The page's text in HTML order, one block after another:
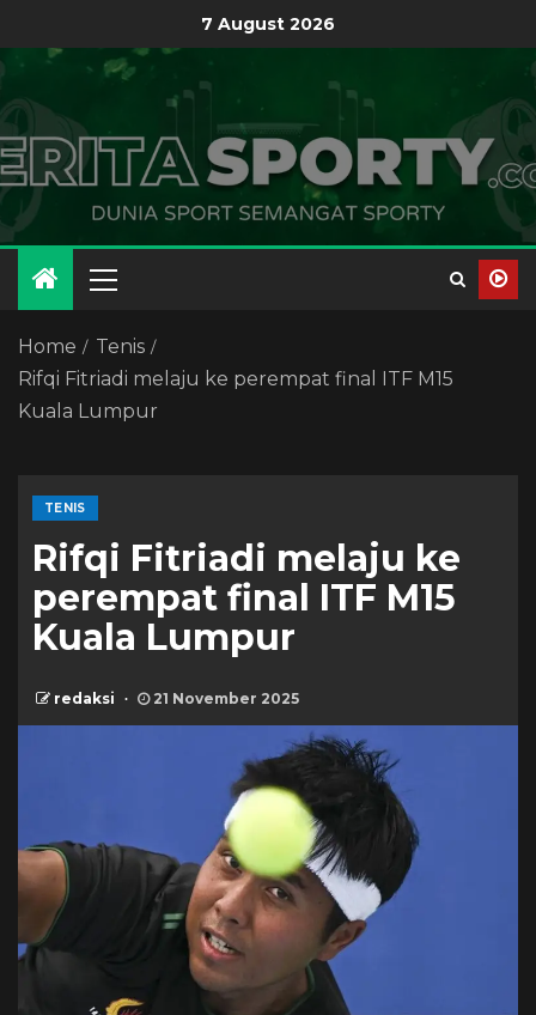
7 August 2026
Home
Tenis
Rifqi Fitriadi melaju ke perempat final ITF M15
Kuala Lumpur
TENIS
Rifqi Fitriadi melaju ke
perempat final ITF M15
Kuala Lumpur
redaksi 21 November 2025